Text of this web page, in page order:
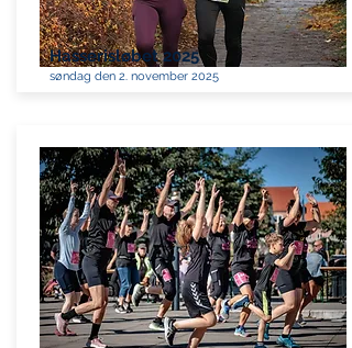
Hasserisløbet 2025
søndag den 2. november 2025